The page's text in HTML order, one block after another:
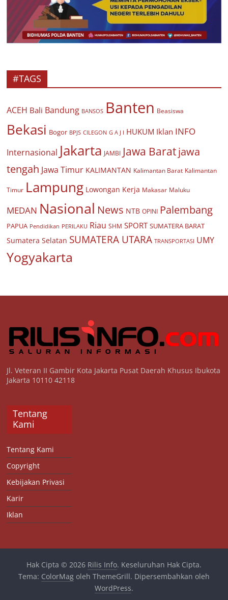
#TAGS
ACEH Bali Bandung BANSOS Banten Beasiswa
Bekasi Bogor BPJS CILEGON G A J I HUKUM Iklan INFO
Internasional Jakarta JAMBI Jawa Baratjawa
tengah Jawa Timur KALIMANTAN Kalimantan Barat Kalimantan
Timur Lampung Lowongan Kerja Makasar Maluku
MEDAN Nasional News NTB OPINI Palembang
PAPUA Pendidikan PERILAKU Riau SHM SPORT SUMATERA BARAT
Sumatera Selatan SUMATERA UTARA TRANSPORTASI UMY
Yogyakarta
Jl. Veteran II Gambir Kota Jakarta Pusat Daerah Khusus Ibukota
Jakarta 10110 42118
Tentang
Kami
Tentang Kami
Copyright
Kebijakan Privasi
Karir
Iklan
Hak Cipta © 2026 Rilis Info. Keseluruhan Hak Cipta.
Tema: ColorMagoleh ThemeGrill. Dipersembahkan oleh
WordPress.